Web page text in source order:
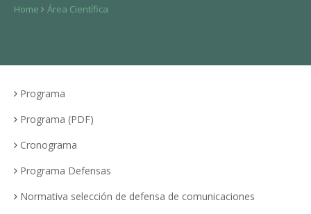
Home Área Científica
Programa
Programa (PDF)
Cronograma
Programa Defensas
Normativa selección de defensa de comunicaciones